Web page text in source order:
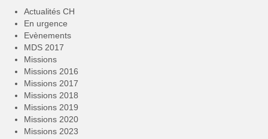
Actualités CH
En urgence
Evènements
MDS 2017
Missions
Missions 2016
Missions 2017
Missions 2018
Missions 2019
Missions 2020
Missions 2023